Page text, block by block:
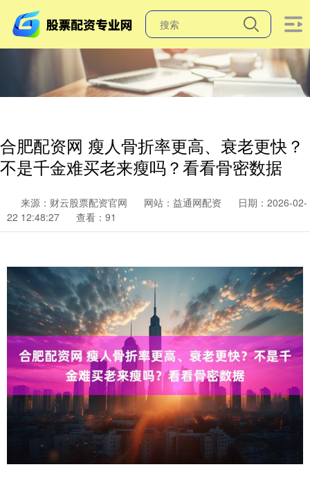
合肥配资网 瘦人骨折率更高、衰老更快？
不是千金难买老来瘦吗？看看骨密数据
来源：财云股票配资官网 网站：益通网配资
日期：2026-02-
22 12:48:27
查看：91